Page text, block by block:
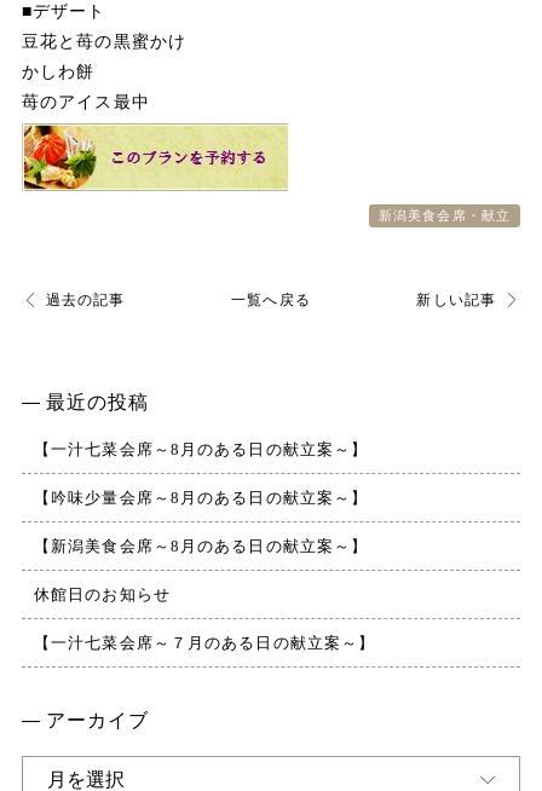
■デザート
豆花と苺の黒蜜かけ
かしわ餅
苺のアイス最中
新潟美食会席・献立
過去の記事 一覧へ戻る 新しい記事
最近の投稿
【一汁七菜会席～8月のある日の献立案～】
【吟味少量会席～8月のある日の献立案～】
【新潟美食会席～8月のある日の献立案～】
休館日のお知らせ
【一汁七菜会席～７月のある日の献立案～】
アーカイブ
ア